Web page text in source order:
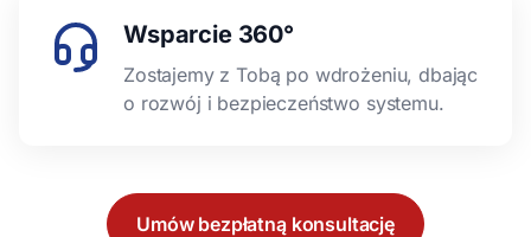
Wsparcie 360°
Zostajemy z Tobą po wdrożeniu, dbając
o rozwój i bezpieczeństwo systemu.
Umów bezpłatną konsultację